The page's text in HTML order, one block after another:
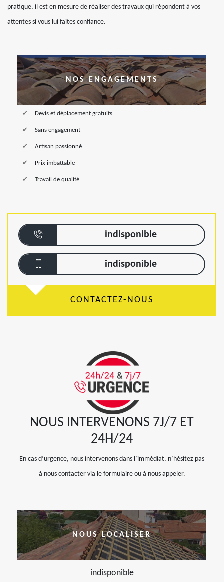
pratique, il est en mesure de réaliser des travaux qui répondent à vos
attentes si vous lui faites confiance.
NOS ENGAGEMENTS
Devis et déplacement gratuits
Sans engagement
Artisan passionné
Prix imbattable
Travail de qualité
indisponible
indisponible
CONTACTEZ-NOUS
NOUS INTERVENONS 7J/7 ET
24H/24
En cas d’urgence, nous intervenons dans l’immédiat, n’hésitez pas
à nous contacter via le formulaire ou à nous appeler.
NOUS LOCALISER
indisponible